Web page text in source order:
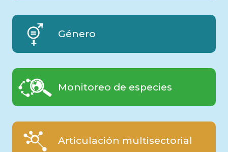
Género
Monitoreo de especies
Articulación multisectorial